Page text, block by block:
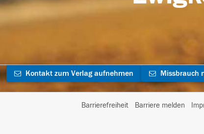
Kontakt zum Verlag aufnehmen Missbrauch
Barrierefreiheit Barriere melden